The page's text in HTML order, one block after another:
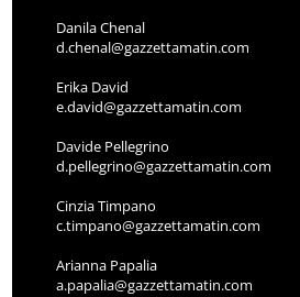
Danila Chenal
d.chenal@gazzettamatin.com
Erika David
e.david@gazzettamatin.com
Davide Pellegrino
d.pellegrino@gazzettamatin.com
Cinzia Timpano
c.timpano@gazzettamatin.com
Arianna Papalia
a.papalia@gazzettamatin.com